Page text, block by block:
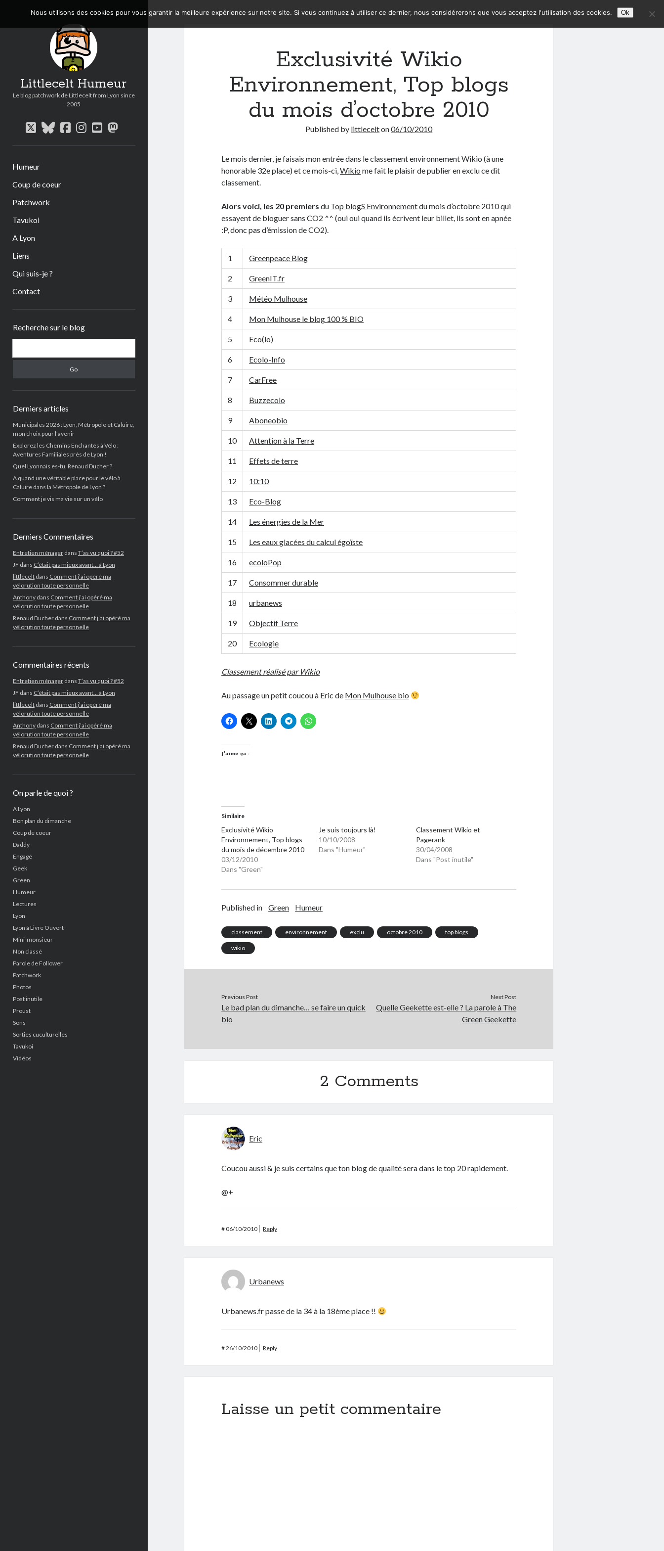
Littlecelt Humeur
Le blog patchwork de Littlecelt from Lyon since
2005
twitterbluesky
facebook
instagram
youtube
mastodon
Humeur
Coup de coeur
Patchwork
Tavukoi
A Lyon
Liens
Qui suis-je ?
Contact
Recherche sur le blog
Derniers articles
Municipales 2026 : Lyon, Métropole et Caluire,
mon choix pour l’avenir
Explorez les Chemins Enchantés à Vélo :
Aventures Familiales près de Lyon !
Quel Lyonnais es-tu, Renaud Ducher ?
A quand une véritable place pour le vélo à
Caluire dans la Métropole de Lyon ?
Comment je vis ma vie sur un vélo
Derniers Commentaires
Entretien ménagerdans T’as vu quoi ? #52
JF dans C’était pas mieux avant… à Lyon
littleceltdans Comment j’ai opéré ma
vélorution toute personnelle
Anthonydans Comment j’ai opéré ma
vélorution toute personnelle
Renaud Ducherdans Comment j’ai opéré ma
vélorution toute personnelle
Commentaires récents
Entretien ménagerdans T’as vu quoi ? #52
JF dans C’était pas mieux avant… à Lyon
littleceltdans Comment j’ai opéré ma
vélorution toute personnelle
Anthonydans Comment j’ai opéré ma
vélorution toute personnelle
Renaud Ducherdans Comment j’ai opéré ma
vélorution toute personnelle
On parle de quoi ?
A Lyon
Bon plan du dimanche
Coup de coeur
Daddy
Engagé
Geek
Green
Humeur
Lectures
Lyon
Lyon à Livre Ouvert
Mini-monsieur
Non classé
Parole de Follower
Patchwork
Photos
Post inutile
Proust
Sons
Sorties cuculturelles
Tavukoi
Vidéos
Exclusivité Wikio
Environnement, Top blogs
du mois d’octobre 2010
Published by littlecelton06/10/2010
Le mois dernier, je faisais mon entrée dans le classement environnement Wikio (à une
honorable 32e place) et ce mois-ci,Wikio me fait le plaisir de publier en exclu ce dit
classement.
Alors voici, les 20 premiers du Top blogS Environnementdu mois d’octobre 2010 qui
essayent de bloguer sans CO2 ^^ (oui oui quand ils écrivent leur billet, ils sont en apnée
:P, donc pas d’émission de CO2).
1 Greenpeace Blog
2 GreenIT.fr
3 Météo Mulhouse
4 Mon Mulhouse le blog 100 % BIO
5 Eco(lo)
6 Ecolo-Info
7 CarFree
8 Buzzecolo
9 Aboneobio
10 Attention à la Terre
11 Effets de terre
12 10:10
13 Eco-Blog
14 Les énergies de la Mer
15 Les eaux glacées du calcul égoïste
16 ecoloPop
17 Consommer durable
18 urbanews
19 Objectif Terre
20 Ecologie
Classement réalisé par Wikio
Au passage un petit coucou à Eric de Mon Mulhouse bio
J’aime ça :
Similaire
Exclusivité Wikio
Environnement, Top blogs
du mois de décembre 2010
03/12/2010
Dans "Green"
Je suis toujours là!
10/10/2008
Dans "Humeur"
Classement Wikio et
Pagerank
30/04/2008
Dans "Post inutile"
Published in Green Humeur
classement environnement exclu octobre 2010 top blogs
wikio
Previous Post
Le bad plan du dimanche… se faire un quick
bio
Next Post
Quelle Geekette est-elle ? La parole à The
Green Geekette
2 Comments
Eric
Coucou aussi & je suis certains que ton blog de qualité sera dans le top 20 rapidement.
@+
#06/10/2010 Reply
Urbanews
Urbanews.fr passe de la 34 à la 18ème place !!
#26/10/2010 Reply
Laisse un petit commentaire
Nous utilisons des cookies pour vous garantir la meilleure expérience sur notre site. Si vous continuez à utiliser ce dernier, nous considérerons que vous acceptez l'utilisation des cookies. Ok